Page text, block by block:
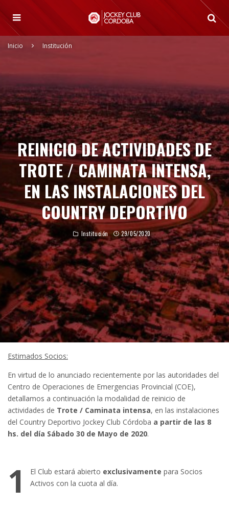
Inicio Institución
REINICIO DE ACTIVIDADES DE
TROTE / CAMINATA INTENSA,
EN LAS INSTALACIONES DEL
COUNTRY DEPORTIVO
Institución 29/05/2020
Estimados Socios:
En virtud de lo anunciado recientemente por las autoridades del
Centro de Operaciones de Emergencias Provincial (COE),
detallamos a continuación la modalidad de reinicio de
actividades de Trote / Caminata intensa, en las instalaciones
del Country Deportivo Jockey Club Córdoba a partir de las 8
hs. del día Sábado 30 de Mayo de 2020.
1 El Club estará abierto exclusivamente para Socios
Activos con la cuota al día.